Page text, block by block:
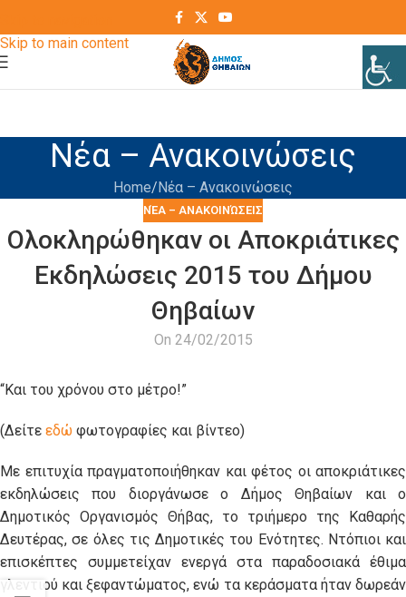
Skip to main content
Νέα – Ανακοινώσεις
Home Νέα – Ανακοινώσεις
ΝΈΑ – ΑΝΑΚΟΙΝΏΣΕΙΣ
Ολοκληρώθηκαν οι Αποκριάτικες
Εκδηλώσεις 2015 του Δήμου
Θηβαίων
On 24/02/2015
“Και του χρόνου στο μέτρο!”
(Δείτε εδώ φωτογραφίες και βίντεο)
Με επιτυχία πραγματοποιήθηκαν και φέτος οι αποκριάτικες
εκδηλώσεις που διοργάνωσε ο Δήμος Θηβαίων και ο
Δημοτικός Οργανισμός Θήβας, το τριήμερο της Καθαρής
Δευτέρας, σε όλες τις Δημοτικές του Ενότητες. Ντόπιοι και
επισκέπτες συμμετείχαν ενεργά στα παραδοσιακά έθιμα
γλεντιού και ξεφαντώματος, ενώ τα κεράσματα ήταν δωρεάν